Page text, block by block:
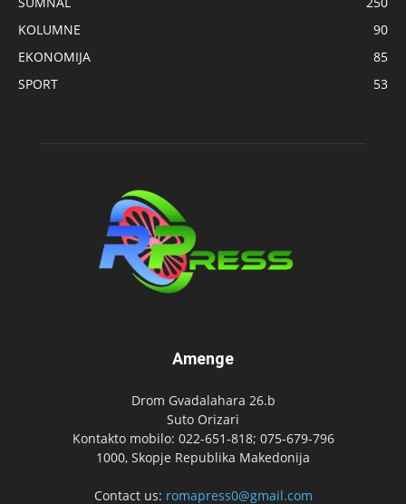
KOLUMNE
90
EKONOMIJA
85
SPORT
53
Amenge
Drom Gvadalahara 26.b
Suto Orizari
Kontakto mobilo: 022-651-818; 075-679-796
1000, Skopje Republika Makedonija
Contact us: romapress0@gmail.com